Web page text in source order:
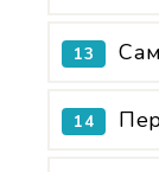
13
14